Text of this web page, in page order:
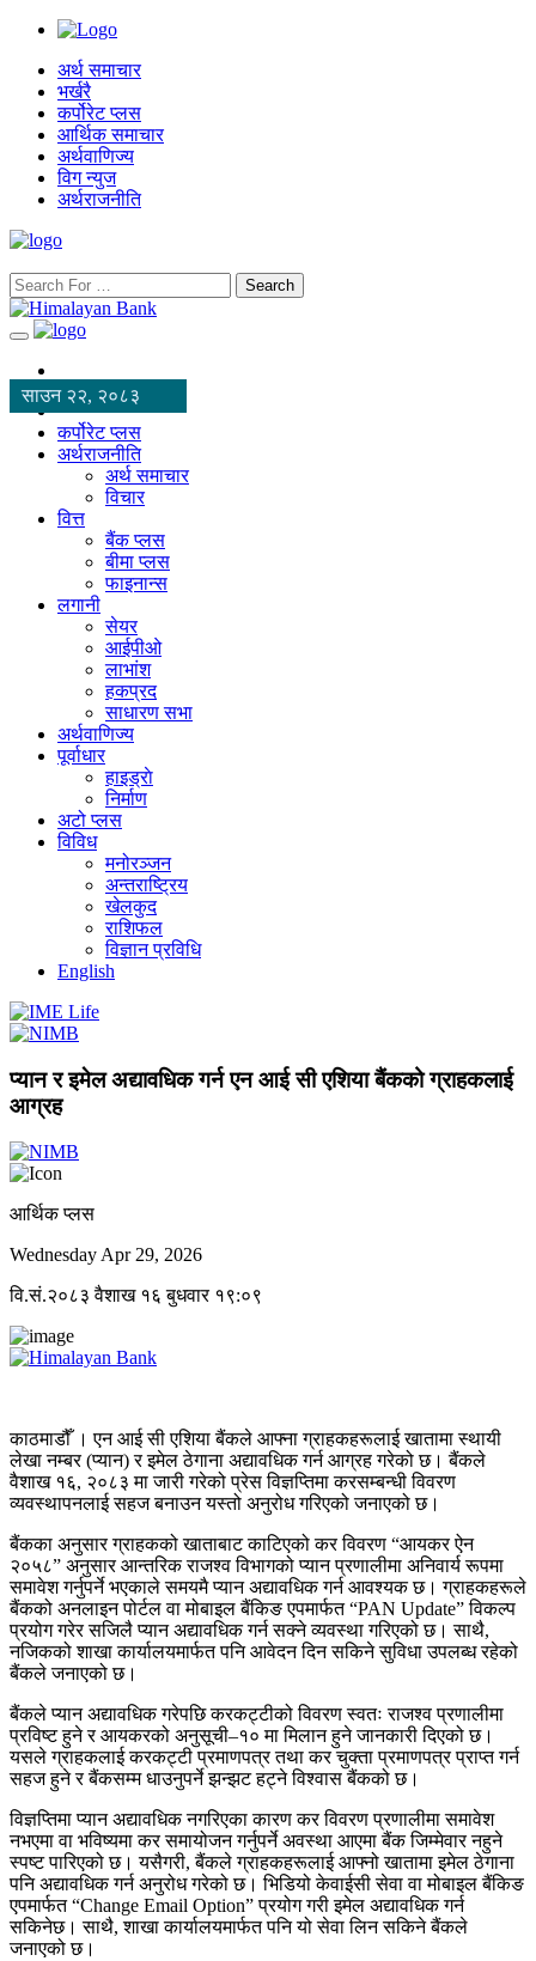
अर्थ समाचार
भर्खरै
कर्पोरेट प्लस
आर्थिक समाचार
अर्थवाणिज्य
विग न्युज
अर्थराजनीति
Search
साउन २२, २०८३
कर्पोरेट प्लस
अर्थराजनीति
अर्थ समाचार
विचार
वित्त
बैंक प्लस
बीमा प्लस
फाइनान्स
लगानी
सेयर
आईपीओ
लाभांश
हकप्रद
साधारण सभा
अर्थवाणिज्य
पूर्वाधार
हाइड्राे
निर्माण
अटो प्लस
विविध
मनोरञ्जन
अन्तराष्ट्रिय
खेलकुद
राशिफल
विज्ञान प्रविधि
English
प्यान र इमेल अद्यावधिक गर्न एन आई सी एशिया बैंकको ग्राहकलाई
आग्रह
आर्थिक प्लस
Wednesday Apr 29, 2026
वि.सं.२०८३ वैशाख १६ बुधवार १९:०९
काठमाडौँ । एन आई सी एशिया बैंकले आफ्ना ग्राहकहरूलाई खातामा स्थायी
लेखा नम्बर (प्यान) र इमेल ठेगाना अद्यावधिक गर्न आग्रह गरेको छ। बैंकले
वैशाख १६, २०८३ मा जारी गरेको प्रेस विज्ञप्तिमा करसम्बन्धी विवरण
व्यवस्थापनलाई सहज बनाउन यस्तो अनुरोध गरिएको जनाएको छ।
बैंकका अनुसार ग्राहकको खाताबाट काटिएको कर विवरण “आयकर ऐन
२०५८” अनुसार आन्तरिक राजश्व विभागको प्यान प्रणालीमा अनिवार्य रूपमा
समावेश गर्नुपर्ने भएकाले समयमै प्यान अद्यावधिक गर्न आवश्यक छ। ग्राहकहरूले
बैंकको अनलाइन पोर्टल वा मोबाइल बैंकिङ एपमार्फत “PAN Update” विकल्प
प्रयोग गरेर सजिलै प्यान अद्यावधिक गर्न सक्ने व्यवस्था गरिएको छ। साथै,
नजिकको शाखा कार्यालयमार्फत पनि आवेदन दिन सकिने सुविधा उपलब्ध रहेको
बैंकले जनाएको छ।
बैंकले प्यान अद्यावधिक गरेपछि करकट्टीको विवरण स्वतः राजश्व प्रणालीमा
प्रविष्ट हुने र आयकरको अनुसूची–१० मा मिलान हुने जानकारी दिएको छ।
यसले ग्राहकलाई करकट्टी प्रमाणपत्र तथा कर चुक्ता प्रमाणपत्र प्राप्त गर्न
सहज हुने र बैंकसम्म धाउनुपर्ने झन्झट हट्ने विश्वास बैंकको छ।
विज्ञप्तिमा प्यान अद्यावधिक नगरिएका कारण कर विवरण प्रणालीमा समावेश
नभएमा वा भविष्यमा कर समायोजन गर्नुपर्ने अवस्था आएमा बैंक जिम्मेवार नहुने
स्पष्ट पारिएको छ। यसैगरी, बैंकले ग्राहकहरूलाई आफ्नो खातामा इमेल ठेगाना
पनि अद्यावधिक गर्न अनुरोध गरेको छ। भिडियो केवाईसी सेवा वा मोबाइल बैंकिङ
एपमार्फत “Change Email Option” प्रयोग गरी इमेल अद्यावधिक गर्न
सकिनेछ। साथै, शाखा कार्यालयमार्फत पनि यो सेवा लिन सकिने बैंकले
जनाएको छ।